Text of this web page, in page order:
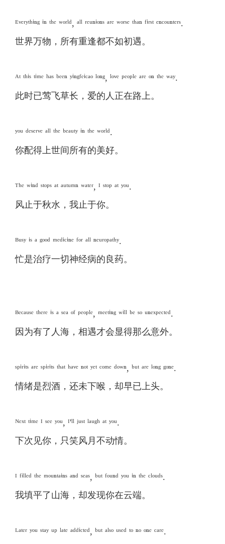
ᴱᵛᵉʳʸᵗʰⁱⁿᵍ ⁱⁿ ᵗʰᵉ ʷᵒʳˡᵈ, ᵃˡˡ ʳᵉᵘⁿⁱᵒⁿˢ ᵃʳᵉ ʷᵒʳˢᵉ ᵗʰᵃⁿ ᶠⁱʳˢᵗ ᵉⁿᶜᵒᵘⁿᵗᵉʳˢ.
世界万物，所有重逢都不如初遇。
ᴬᵗ ᵗʰⁱˢ ᵗⁱᵐᵉ ʰᵃˢ ᵇᵉᵉⁿ ʸⁱⁿᵍᶠᵉⁱᶜᵃᵒ ˡᵒⁿᵍ, ˡᵒᵛᵉ ᵖᵉᵒᵖˡᵉ ᵃʳᵉ ᵒⁿ ᵗʰᵉ ʷᵃʸ.
此时已莺飞草长，爱的人正在路上。
ʸᵒᵘ ᵈᵉˢᵉʳᵛᵉ ᵃˡˡ ᵗʰᵉ ᵇᵉᵃᵘᵗʸ ⁱⁿ ᵗʰᵉ ʷᵒʳˡᵈ.
你配得上世间所有的美好。
ᵀʰᵉ ʷⁱⁿᵈ ˢᵗᵒᵖˢ ᵃᵗ ᵃᵘᵗᵘᵐⁿ ʷᵃᵗᵉʳ, ᴵ ˢᵗᵒᵖ ᵃᵗ ʸᵒᵘ.
风止于秋水，我止于你。
ᴮᵘˢʸ ⁱˢ ᵃ ᵍᵒᵒᵈ ᵐᵉᵈⁱᶜⁱⁿᵉ ᶠᵒʳ ᵃˡˡ ⁿᵉᵘʳᵒᵖᵃᵗʰʸ.
忙是治疗一切神经病的良药。
ᴮᵉᶜᵃᵘˢᵉ ᵗʰᵉʳᵉ ⁱˢ ᵃ ˢᵉᵃ ᵒᶠ ᵖᵉᵒᵖˡᵉ, ᵐᵉᵉᵗⁱⁿᵍ ʷⁱˡˡ ᵇᵉ ˢᵒ ᵘⁿᵉˣᵖᵉᶜᵗᵉᵈ.
因为有了人海，相遇才会显得那么意外。
ˢᵖⁱʳⁱᵗˢ ᵃʳᵉ ˢᵖⁱʳⁱᵗˢ ᵗʰᵃᵗ ʰᵃᵛᵉ ⁿᵒᵗ ʸᵉᵗ ᶜᵒᵐᵉ ᵈᵒʷⁿ, ᵇᵘᵗ ᵃʳᵉ ˡᵒⁿᵍ ᵍᵒⁿᵉ.
情绪是烈酒，还未下喉，却早已上头。
ᴺᵉˣᵗ ᵗⁱᵐᵉ ᴵ ˢᵉᵉ ʸᵒᵘ, ᴵ'ˡˡ ʲᵘˢᵗ ˡᵃᵘᵍʰ ᵃᵗ ʸᵒᵘ.
下次见你，只笑风月不动情。
ᴵ ᶠⁱˡˡᵉᵈ ᵗʰᵉ ᵐᵒᵘⁿᵗᵃⁱⁿˢ ᵃⁿᵈ ˢᵉᵃˢ, ᵇᵘᵗ ᶠᵒᵘⁿᵈ ʸᵒᵘ ⁱⁿ ᵗʰᵉ ᶜˡᵒᵘᵈˢ.
我填平了山海，却发现你在云端。
ᴸᵃᵗᵉʳ ʸᵒᵘ ˢᵗᵃʸ ᵘᵖ ˡᵃᵗᵉ ᵃᵈᵈⁱᶜᵗᵉᵈ, ᵇᵘᵗ ᵃˡˢᵒ ᵘˢᵉᵈ ᵗᵒ ⁿᵒ ᵒⁿᵉ ᶜᵃʳᵉ.